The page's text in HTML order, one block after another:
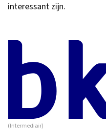
interessant zijn.
(Intermediair)